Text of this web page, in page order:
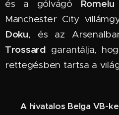
és a gólvágó
Manchester City
Doku, és az
Trossard garantálja,
rettegésben tartsa a
📋A hivatalos Belga VB-